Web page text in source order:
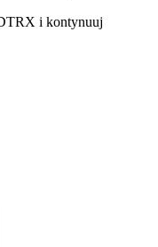
i kontynuuj